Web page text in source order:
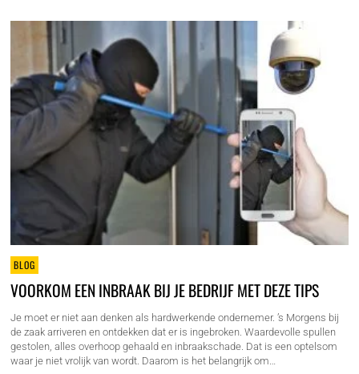
BLOG
VOORKOM EEN INBRAAK BIJ JE BEDRIJF MET DEZE TIPS
Je moet er niet aan denken als hardwerkende ondernemer. ’s Morgens bij
de zaak arriveren en ontdekken dat er is ingebroken. Waardevolle spullen
gestolen, alles overhoop gehaald en inbraakschade. Dat is een optelsom
waar je niet vrolijk van wordt. Daarom is het belangrijk om…